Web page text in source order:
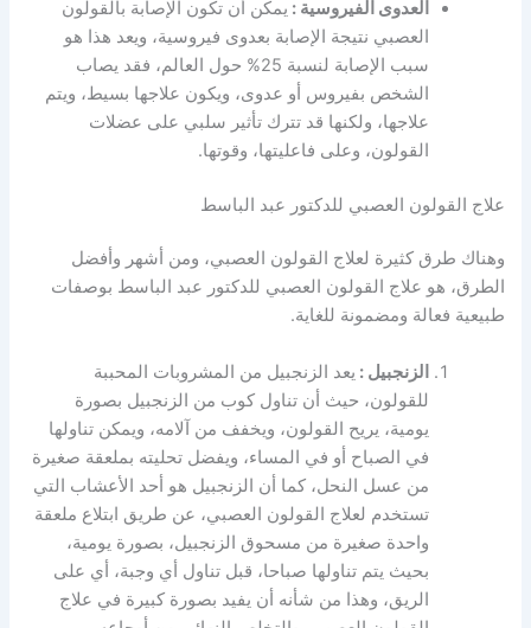
العدوى الفيروسية : يمكن أن تكون الإصابة بالقولون
العصبي نتيجة الإصابة بعدوى فيروسية، ويعد هذا هو
سبب الإصابة لنسبة 25% حول العالم، فقد يصاب
الشخص بفيروس أو عدوى، ويكون علاجها بسيط، ويتم
علاجها، ولكنها قد تترك تأثير سلبي على عضلات
القولون، وعلى فاعليتها، وقوتها.
علاج القولون العصبي للدكتور عبد الباسط
وهناك طرق كثيرة لعلاج القولون العصبي، ومن أشهر وأفضل
الطرق، هو علاج القولون العصبي للدكتور عبد الباسط بوصفات
طبيعية فعالة ومضمونة للغاية.
الزنجبيل : يعد الزنجبيل من المشروبات المحببة
للقولون، حيث أن تناول كوب من الزنجبيل بصورة
يومية، يريح القولون، ويخفف من آلامه، ويمكن تناولها
في الصباح أو في المساء، ويفضل تحليته بملعقة صغيرة
من عسل النحل، كما أن الزنجبيل هو أحد الأعشاب التي
تستخدم لعلاج القولون العصبي، عن طريق ابتلاع ملعقة
واحدة صغيرة من مسحوق الزنجبيل، بصورة يومية،
بحيث يتم تناولها صباحا، قبل تناول أي وجبة، أي على
الريق، وهذا من شأنه أن يفيد بصورة كبيرة في علاج